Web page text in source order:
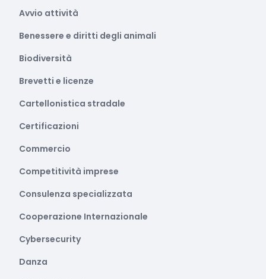
Avvio attività
Benessere e diritti degli animali
Biodiversità
Brevetti e licenze
Cartellonistica stradale
Certificazioni
Commercio
Competitività imprese
Consulenza specializzata
Cooperazione Internazionale
Cybersecurity
Danza